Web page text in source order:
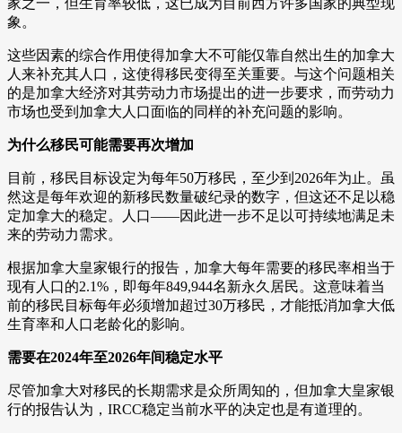
家之一，但生育率较低，这已成为目前西方许多国家的典型现
象。
这些因素的综合作用使得加拿大不可能仅靠自然出生的加拿大
人来补充其人口，这使得移民变得至关重要。与这个问题相关
的是加拿大经济对其劳动力市场提出的进一步要求，而劳动力
市场也受到加拿大人口面临的同样的补充问题的影响。
为什么移民可能需要再次增加
目前，移民目标设定为每年50万移民，至少到2026年为止。虽
然这是每年欢迎的新移民数量破纪录的数字，但这还不足以稳
定加拿大的稳定。人口——因此进一步不足以可持续地满足未
来的劳动力需求。
根据加拿大皇家银行的报告，加拿大每年需要的移民率相当于
现有人口的2.1%，即每年849,944名新永久居民。这意味着当
前的移民目标每年必须增加超过30万移民，才能抵消加拿大低
生育率和人口老龄化的影响。
需要在2024年至2026年间稳定水平
尽管加拿大对移民的长期需求是众所周知的，但加拿大皇家银
行的报告认为，IRCC稳定当前水平的决定也是有道理的。